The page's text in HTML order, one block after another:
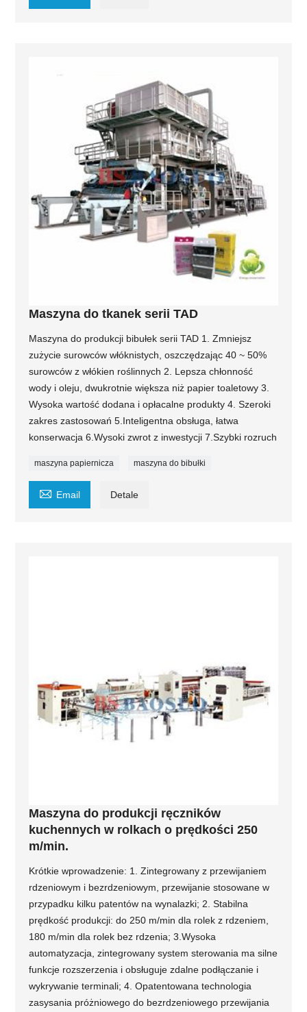
Maszyna do tkanek serii TAD
Maszyna do produkcji bibułek serii TAD 1. Zmniejsz
zużycie surowców włóknistych, oszczędzając 40 ~ 50%
surowców z włókien roślinnych 2. Lepsza chłonność
wody i oleju, dwukrotnie większa niż papier toaletowy 3.
Wysoka wartość dodana i opłacalne produkty 4. Szeroki
zakres zastosowań 5.Inteligentna obsługa, łatwa
konserwacja 6.Wysoki zwrot z inwestycji 7.Szybki rozruch
maszyna papiernicza maszyna do bibułki
 Email Detale
Maszyna do produkcji ręczników
kuchennych w rolkach o prędkości 250
m/min.
Krótkie wprowadzenie: 1. Zintegrowany z przewijaniem
rdzeniowym i bezrdzeniowym, przewijanie stosowane w
przypadku kilku patentów na wynalazki; 2. Stabilna
prędkość produkcji: do 250 m/min dla rolek z rdzeniem,
180 m/min dla rolek bez rdzenia; 3.Wysoka
automatyzacja, zintegrowany system sterowania ma silne
funkcje rozszerzenia i obsługuje zdalne podłączanie i
wykrywanie terminali; 4. Opatentowana technologia
zasysania próżniowego do bezrdzeniowego przewijania